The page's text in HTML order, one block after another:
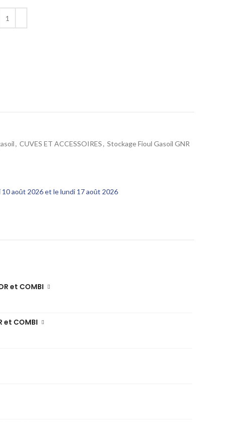
, CUVES ET ACCESSOIRES, Stockage Fioul Gasoil GNR
août 2026 et le lundi 17 août 2026
et COMBI
et COMBI